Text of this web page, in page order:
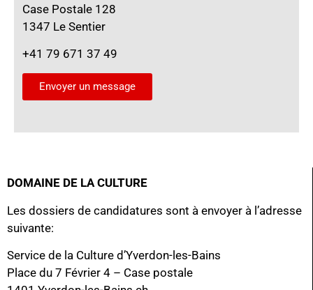
Case Postale 128
1347 Le Sentier
+41 79 671 37 49
Envoyer un message
DOMAINE DE LA CULTURE
Les dossiers de candidatures sont à envoyer à l’adresse
suivante:
Service de la Culture d’Yverdon-les-Bains
Place du 7 Février 4 – Case postale